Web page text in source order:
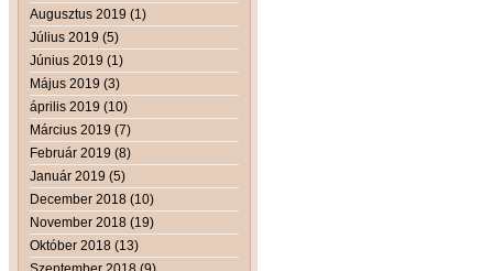
Augusztus 2019 (1)
Július 2019 (5)
Június 2019 (1)
Május 2019 (3)
április 2019 (10)
Március 2019 (7)
Február 2019 (8)
Január 2019 (5)
December 2018 (10)
November 2018 (19)
Október 2018 (13)